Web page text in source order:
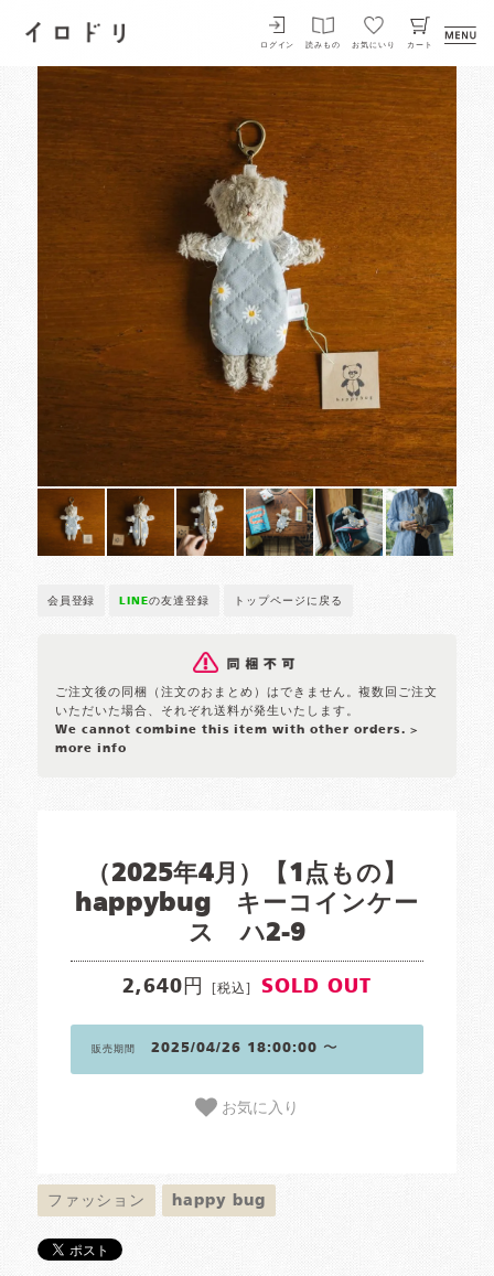
イロドリ
ログイン 読みもの お気にいり カート
会員登録 LINEの友達登録 トップページに戻る
ご注文後の同梱（注文のおまとめ）はできません。複数回ご注文
いただいた場合、それぞれ送料が発生いたします。
We cannot combine this item with other orders. >
more info
（2025年4月）【1点もの】
happybug キーコインケー
ス ハ2-9
2,640円 [税込] SOLD OUT
販売期間 2025/04/26 18:00:00 〜
お気に入り
ファッション happy bug